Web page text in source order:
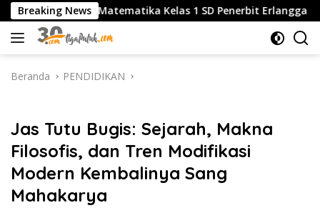
Langsung
ke
konten
Breaking NewsKelas 1 SD Penerbit Erlangga Terbaru, Panduan
Beranda PENDIDIKAN
Jas Tutu Bugis: Sejarah, Makna
Filosofis, dan Tren Modifikasi
Modern Kembalinya Sang
Mahakarya